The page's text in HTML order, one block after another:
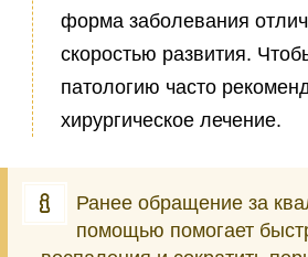
форма заболевания
скоростью развития.
патологию часто
хирургическое лечение.
Ранее обращение за
помощью помогает